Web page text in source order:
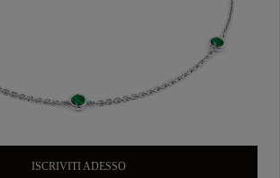
ISCRIVITI ADESSO